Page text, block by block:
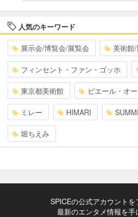
人気のキーワード
展示会/博覧会/展覧会 美術館
フィンセント・ファン・ゴッホ
東京都美術館 ピエール・オ
ミレー HIMARI
堀ちえみ
SPICEの公式アカウントを
最新のエンタメ情報を手